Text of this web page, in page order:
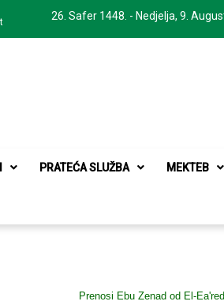
26. Safer 1448. - Nedjelja, 9.
PRATEĆA SLUŽBA MEKTEB
Prenosi Ebu Zenad od El-